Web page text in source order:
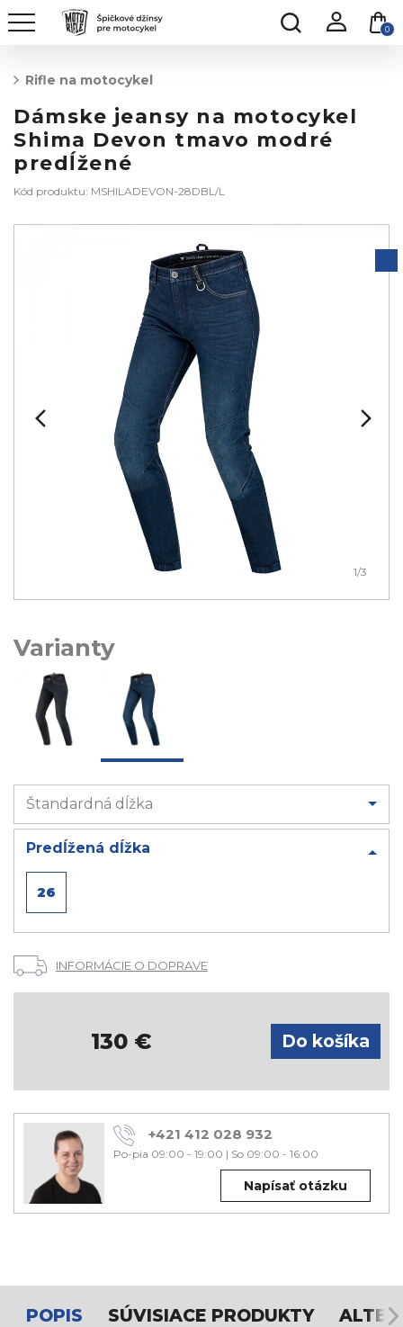
0
Rifle na motocykel
Dámske jeansy na motocykel
Shima Devon tmavo modré
predĺžené
Kód produktu: MSHILADEVON-28DBL/L
1/3
Varianty
Štandardná dĺžka
Predĺžená dĺžka
26
INFORMÁCIE O DOPRAVE
130€
+421 412 028 932
Po-pia 09:00 - 19:00 | So 09:00 - 16:00
Napísať otázku
POPIS SÚVISIACE PRODUKTY